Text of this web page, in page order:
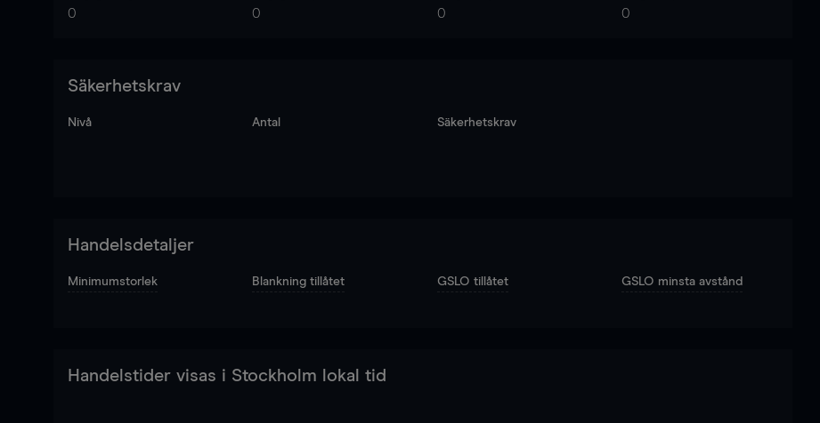
0 0 0 0
Säkerhetskrav
Nivå Antal Säkerhetskrav
Handelsdetaljer
Minimumstorlek Blankning tillåtet GSLO tillåtet GSLO minsta avstånd
Handelstider visas i Stockholm lokal tid